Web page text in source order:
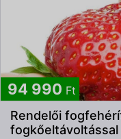
94 990 Ft
Rendelői
fogkőeltávoltással